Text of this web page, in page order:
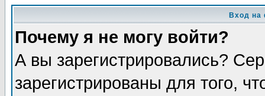
Вход на
Почему я не могу войти?
А вы зарегистрировались?
зарегистрированы для того,